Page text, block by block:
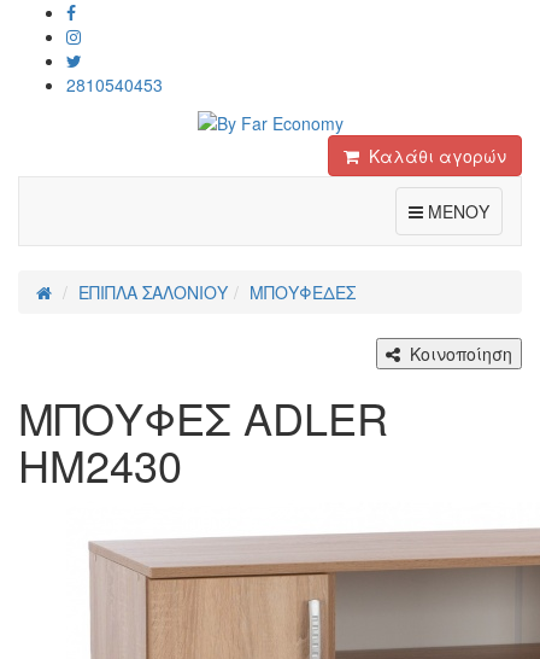
2810540453
Καλάθι αγορών
ΜΕΝΟΥ
ΕΠΙΠΛΑ ΣΑΛΟΝΙΟΥ ΜΠΟΥΦΕΔΕΣ
Κοινοποίηση
ΜΠΟΥΦΕΣ ADLER
HM2430